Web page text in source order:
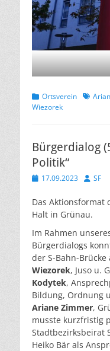
Kategorien
Ortsverein
Wiezorek
Bürgerdialog
Politik“
Veröffentlicht
17.09.2023 Autor
SF
Das Aktionsformat
Halt in Grünau.
Im Rahmen
Bürgerdialogs
der S-Bahn-
Wiezorek, Juso u.
Kodytek,
Bildung, Ordnung
Ariane Zimmer,
musste kurzfristig
Stadtbezirksbeirat
Heiko Bär als